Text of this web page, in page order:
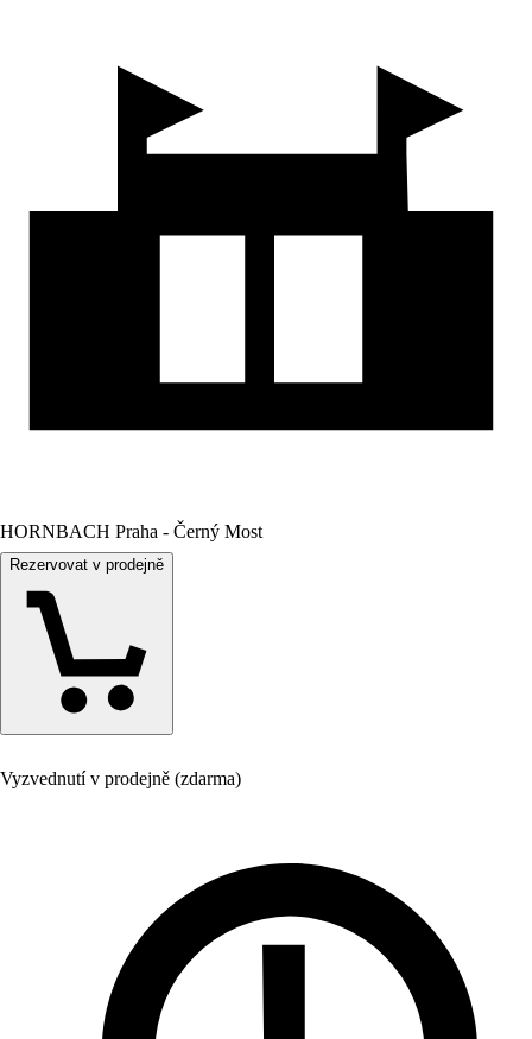
HORNBACH Praha - Černý Most
Rezervovat v prodejně
Vyzvednutí v prodejně (zdarma)